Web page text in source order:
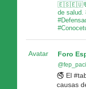
🇪🇸🇪🇺💬
de salud.
Avatar Foro
🚭 El
causas